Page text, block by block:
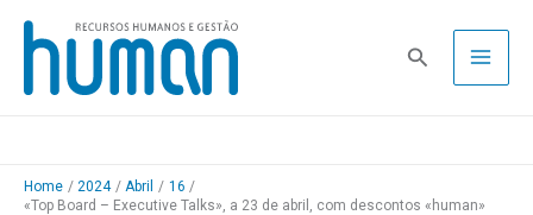
Skip
content
Pesquisa
Home 2024 Abril
16
«Top Board – Executive Talks», a 23 de abril, com descontos «human»